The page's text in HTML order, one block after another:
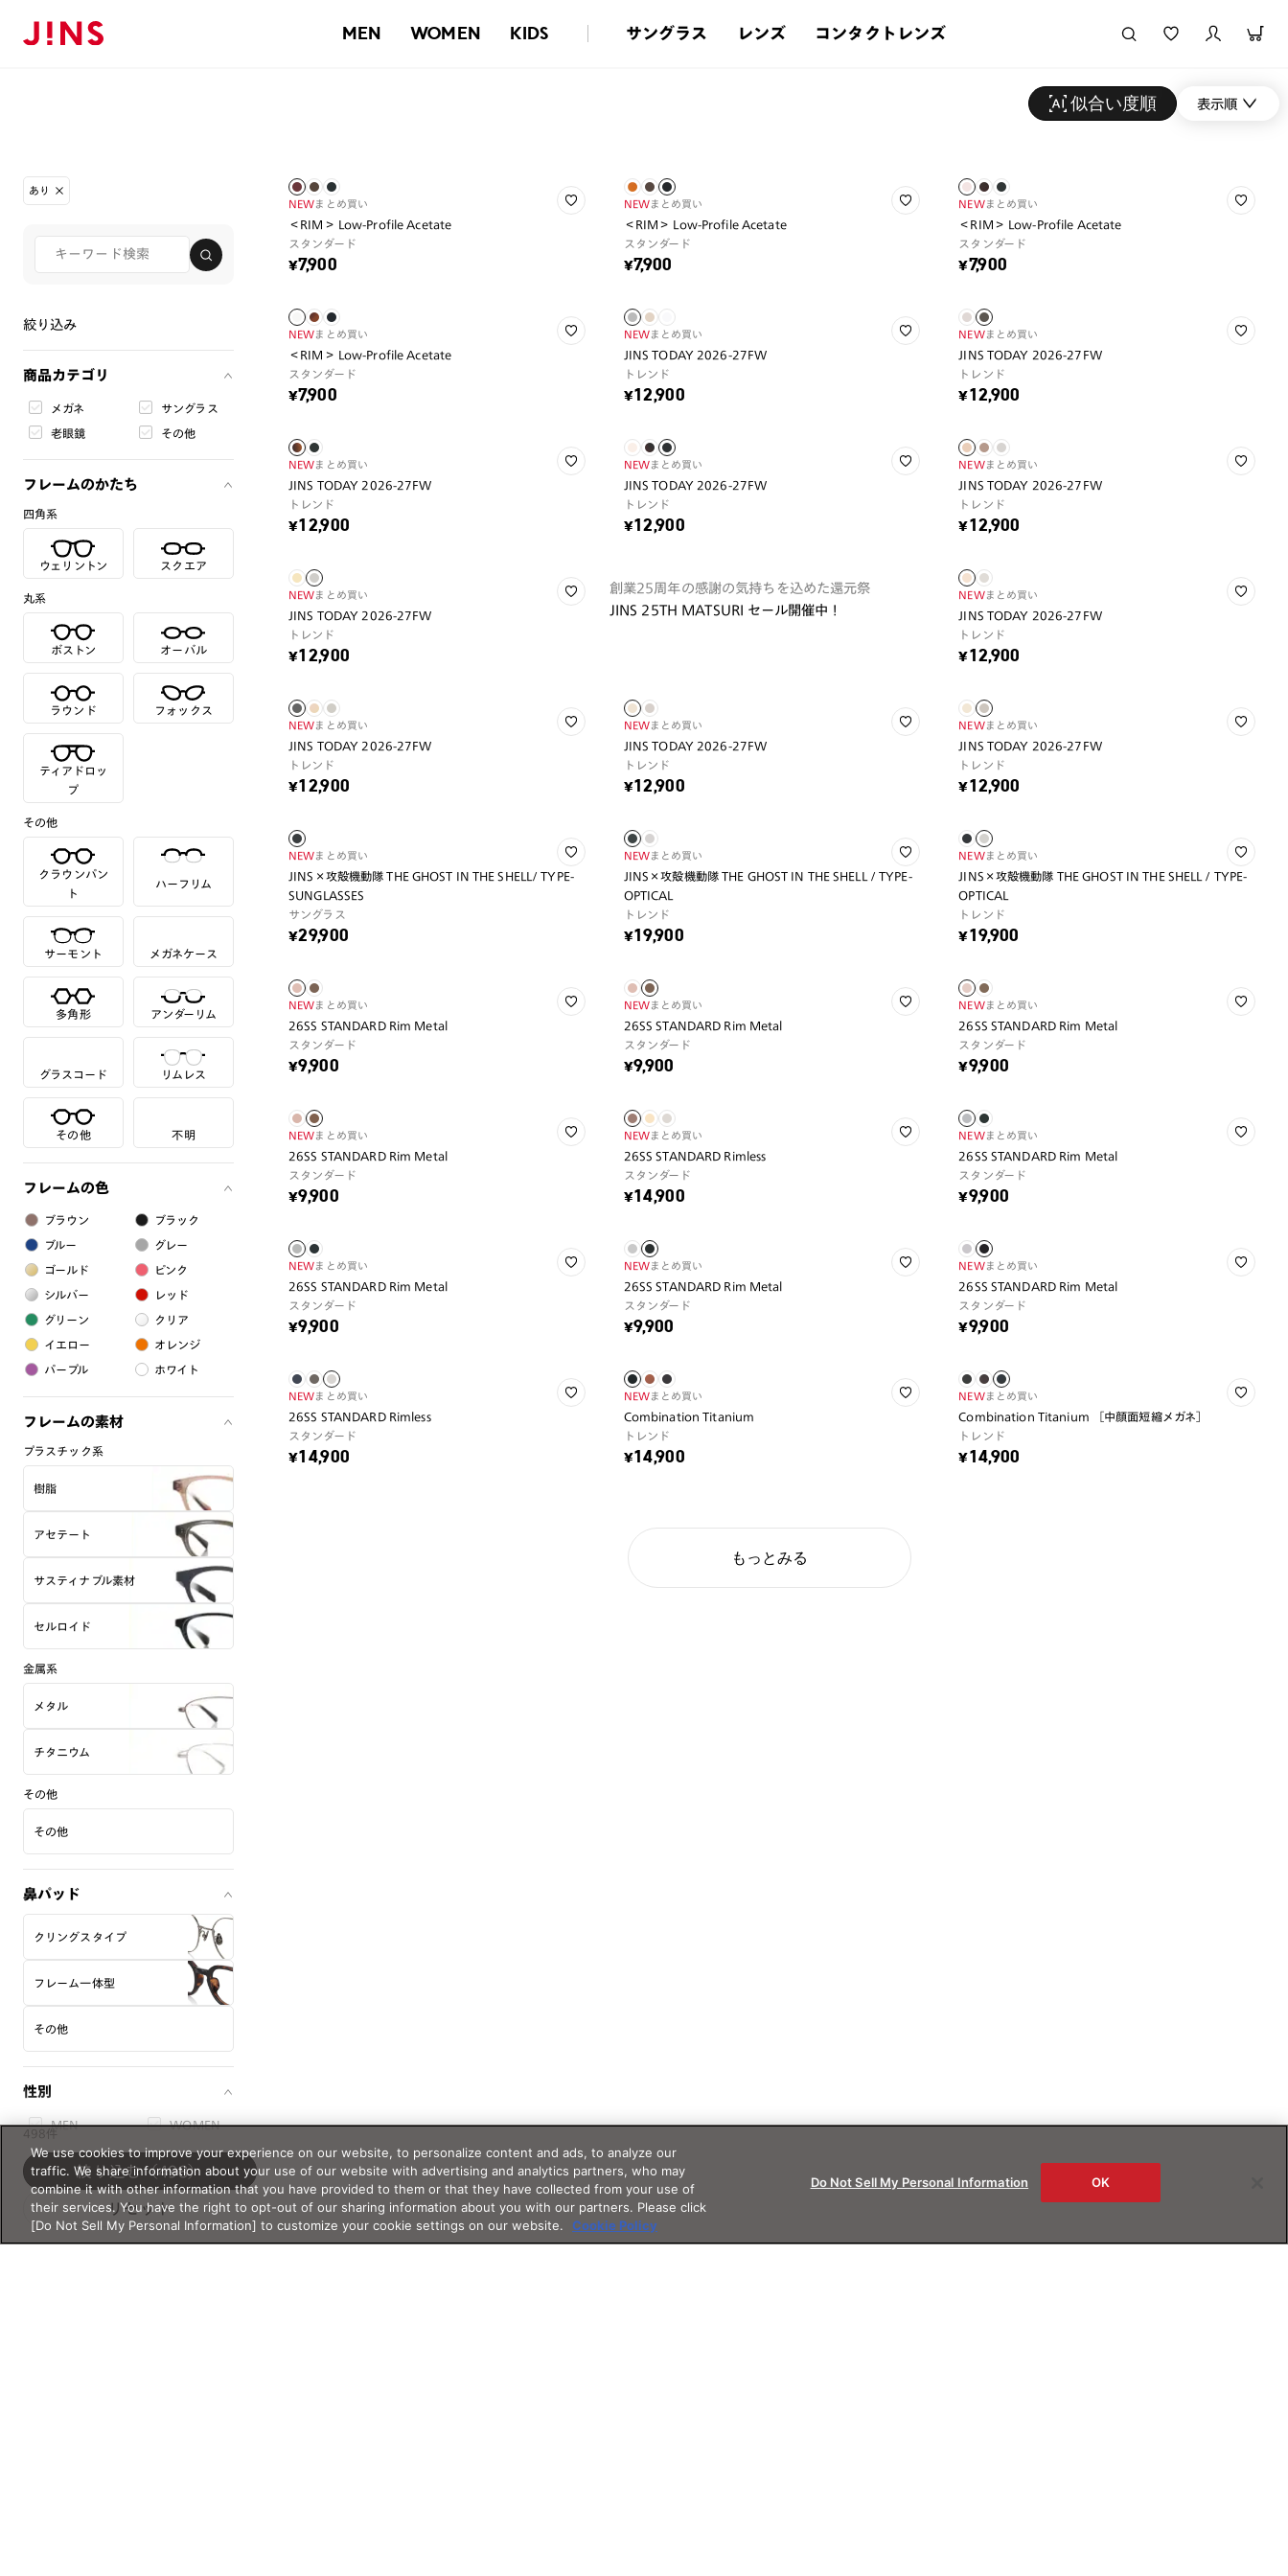
MEN WOMEN KIDS サングラス レンズ コンタクトレンズ
似合い度順 表示順
あり
絞り込み
商品カテゴリ
メガネ サングラス
老眼鏡 その他
フレームのかたち
四角系
ウェリントン スクエア
丸系
ボストン オーバル
ラウンド フォックス
ティアドロッ
プ
その他
クラウンパン
ト
ハーフリム
サーモント メガネケース
多角形 アンダーリム
グラスコード リムレス
その他 不明
フレームの色
ブラウン ブラック
ブルー グレー
ゴールド ピンク
シルバー レッド
グリーン クリア
イエロー オレンジ
パープル ホワイト
フレームの素材
プラスチック系
樹脂
アセテート
サスティナブル素材
セルロイド
金属系
メタル
チタニウム
その他
その他
鼻パッド
クリングスタイプ
フレーム一体型
その他
性別
MEN WOMEN
UNISEX OTHER
KIDS&JUNIOR
サイズ
498件
リセット
絞り込む（498）
NEWまとめ買い
＜RIM＞ Low-Profile Acetate
スタンダード
¥7,900
NEWまとめ買い
＜RIM＞ Low-Profile Acetate
スタンダード
¥7,900
NEWまとめ買い
＜RIM＞ Low-Profile Acetate
スタンダード
¥7,900
NEWまとめ買い
＜RIM＞ Low-Profile Acetate
スタンダード
¥7,900
NEWまとめ買い
JINS TODAY 2026-27FW
トレンド
¥12,900
NEWまとめ買い
JINS TODAY 2026-27FW
トレンド
¥12,900
NEWまとめ買い
JINS TODAY 2026-27FW
トレンド
¥12,900
NEWまとめ買い
JINS TODAY 2026-27FW
トレンド
¥12,900
NEWまとめ買い
JINS TODAY 2026-27FW
トレンド
¥12,900
NEWまとめ買い
JINS TODAY 2026-27FW
トレンド
¥12,900
創業25周年の感謝の気持ちを込めた還元祭
JINS 25TH MATSURI セール開催中！
NEWまとめ買い
JINS TODAY 2026-27FW
トレンド
¥12,900
NEWまとめ買い
JINS TODAY 2026-27FW
トレンド
¥12,900
NEWまとめ買い
JINS TODAY 2026-27FW
トレンド
¥12,900
NEWまとめ買い
JINS TODAY 2026-27FW
トレンド
¥12,900
NEWまとめ買い
JINS×攻殻機動隊 THE GHOST IN THE SHELL/ TYPE-
SUNGLASSES
サングラス
¥29,900
NEWまとめ買い
JINS×攻殻機動隊 THE GHOST IN THE SHELL / TYPE-
OPTICAL
トレンド
¥19,900
NEWまとめ買い
JINS×攻殻機動隊 THE GHOST IN THE SHELL / TYPE-
OPTICAL
トレンド
¥19,900
NEWまとめ買い
26SS STANDARD Rim Metal
スタンダード
¥9,900
NEWまとめ買い
26SS STANDARD Rim Metal
スタンダード
¥9,900
NEWまとめ買い
26SS STANDARD Rim Metal
スタンダード
¥9,900
NEWまとめ買い
26SS STANDARD Rim Metal
スタンダード
¥9,900
NEWまとめ買い
26SS STANDARD Rimless
スタンダード
¥14,900
NEWまとめ買い
26SS STANDARD Rim Metal
スタンダード
¥9,900
NEWまとめ買い
26SS STANDARD Rim Metal
スタンダード
¥9,900
NEWまとめ買い
26SS STANDARD Rim Metal
スタンダード
¥9,900
NEWまとめ買い
26SS STANDARD Rim Metal
スタンダード
¥9,900
NEWまとめ買い
26SS STANDARD Rimless
スタンダード
¥14,900
NEWまとめ買い
Combination Titanium
トレンド
¥14,900
NEWまとめ買い
Combination Titanium ［中顔面短縮メガネ］
トレンド
¥14,900
もっとみる
We use cookies to improve your experience on our website, to personalize content and ads, to analyze our
traffic. We share information about your use of our website with advertising and analytics partners, who may
combine it with other information that you have provided to them or that they have collected from your use of
their services. You have the right to opt-out of our sharing information about you with our partners. Please click
[Do Not Sell My Personal Information] to customize your cookie settings on our website.
Cookie Policy
Do Not Sell My Personal Information OK